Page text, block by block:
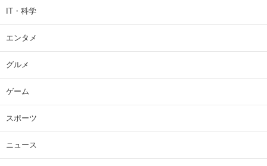
IT・科学
エンタメ
グルメ
ゲーム
スポーツ
ニュース